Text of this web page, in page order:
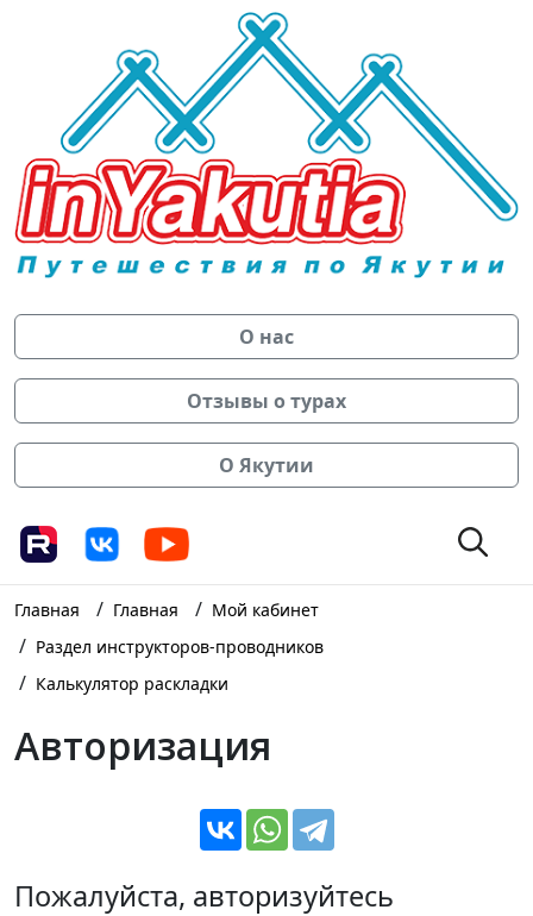
О нас
Отзывы о турах
О Якутии
Главная / Главная / Мой кабинет
/ Раздел инструкторов-проводников
/ Калькулятор раскладки
Авторизация
Пожалуйста, авторизуйтесь